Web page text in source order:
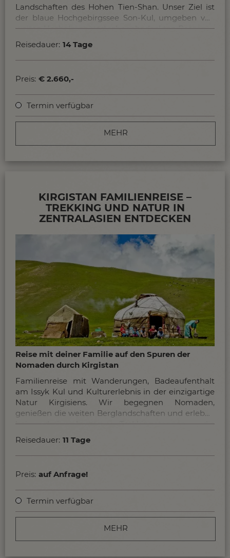
Landschaften des Hohen Tien-Shan. Unser Ziel ist
der blaue Hochgebirgssee Son-Kul, umgeben von
weiten Hochalmen und schneebedeckten Bergen.
Reisedauer: 14 Tage
Preis: € 2.660,-
Termin verfügbar
MEHR
KIRGISTAN FAMILIENREISE –
TREKKING UND NATUR IN
ZENTRALASIEN ENTDECKEN
Reise mit deiner Familie auf den Spuren der
Nomaden durch Kirgistan
Familienreise mit Wanderungen, Badeaufenthalt
am Issyk Kul und Kulturerlebnis in der einzigartige
Natur Kirgisiens. Wir begegnen Nomaden,
genießen die weiten Berglandschaften und erleben
bei drei kurzen Trekkingetappen die
landschaftliche Vielfalt von Kirgistan.
Reisedauer: 11 Tage
Preis: auf Anfrage!
Termin verfügbar
MEHR